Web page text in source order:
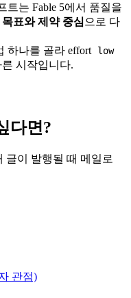
트는 Fable 5에서 품질을
목표와 제약 중심 으로 다
하나를 골라 effort
low
시작입니다.
다면?
글이 발행될 때 메일로
관점)